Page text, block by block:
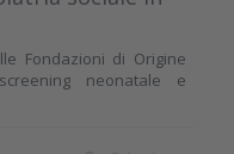
Fondazioni di Origine
neonatale e